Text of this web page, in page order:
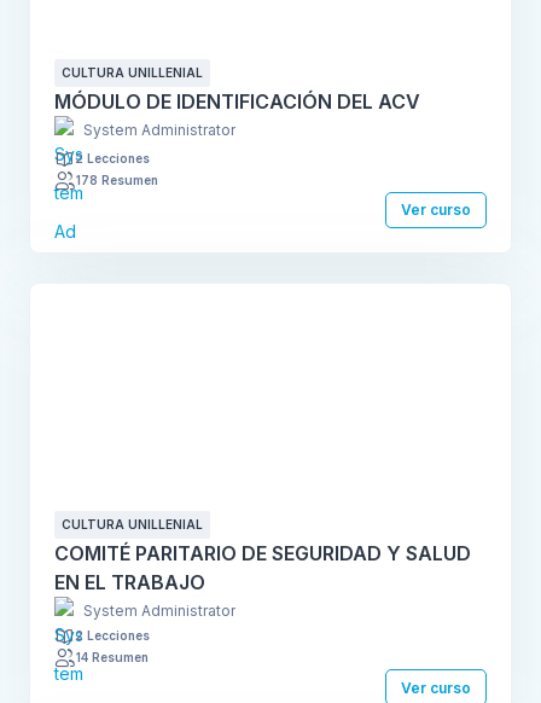
CULTURA UNILLENIAL
MÓDULO DE IDENTIFICACIÓN DEL ACV
System Administrator
2 Lecciones
178 Resumen
Ver curso
CULTURA UNILLENIAL
COMITÉ PARITARIO DE SEGURIDAD Y SALUD
EN EL TRABAJO
System Administrator
2 Lecciones
14 Resumen
Ver curso